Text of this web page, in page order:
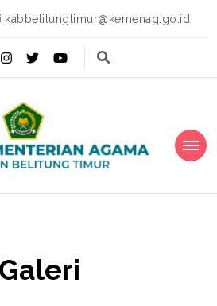
kabbelitungtimur@kemenag.go.id
Agama
Timur
Galeri